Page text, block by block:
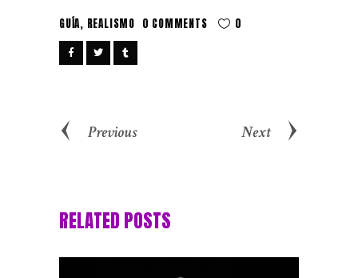
GUÍA, REALISMO 0 COMMENTS 0
Previous Next
RELATED POSTS